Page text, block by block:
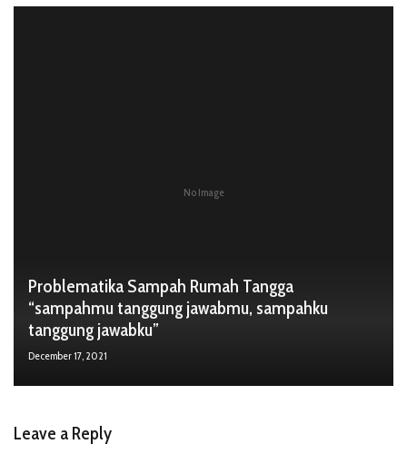
No Image
Problematika Sampah Rumah Tangga
“sampahmu tanggung jawabmu, sampahku
tanggung jawabku”
December 17, 2021
Leave a Reply